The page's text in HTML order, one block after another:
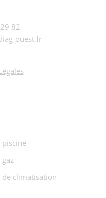
82
ouest.fr
piscine
gaz
de climatisation